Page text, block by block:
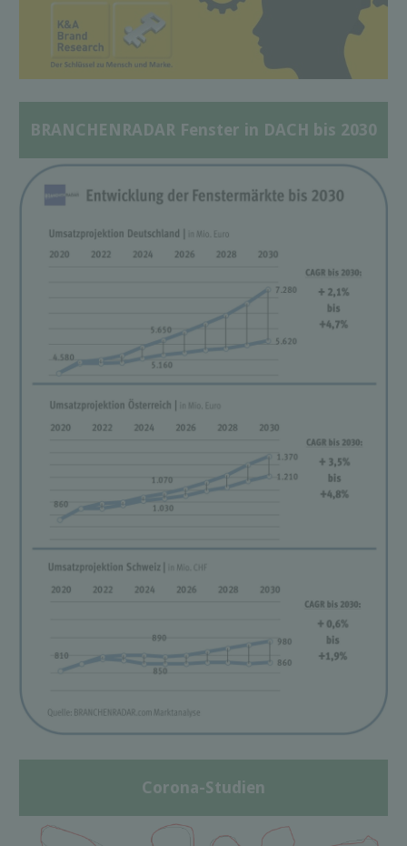
BRANCHENRADAR Fenster in DACH bis 2030
Corona-Studien